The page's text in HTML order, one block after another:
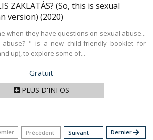
ZAKLATÁS? (So, this is sexual
version) (2020)
when they have questions on sexual abuse...
" is a new child-friendly booklet for
up), to explore some of...
Prix
Gratuit
PLUS D'INFOS
Précédent Suivant Dernierarrow_forward